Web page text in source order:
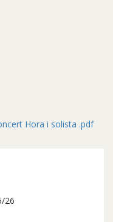
Hora i solista .pdf
26